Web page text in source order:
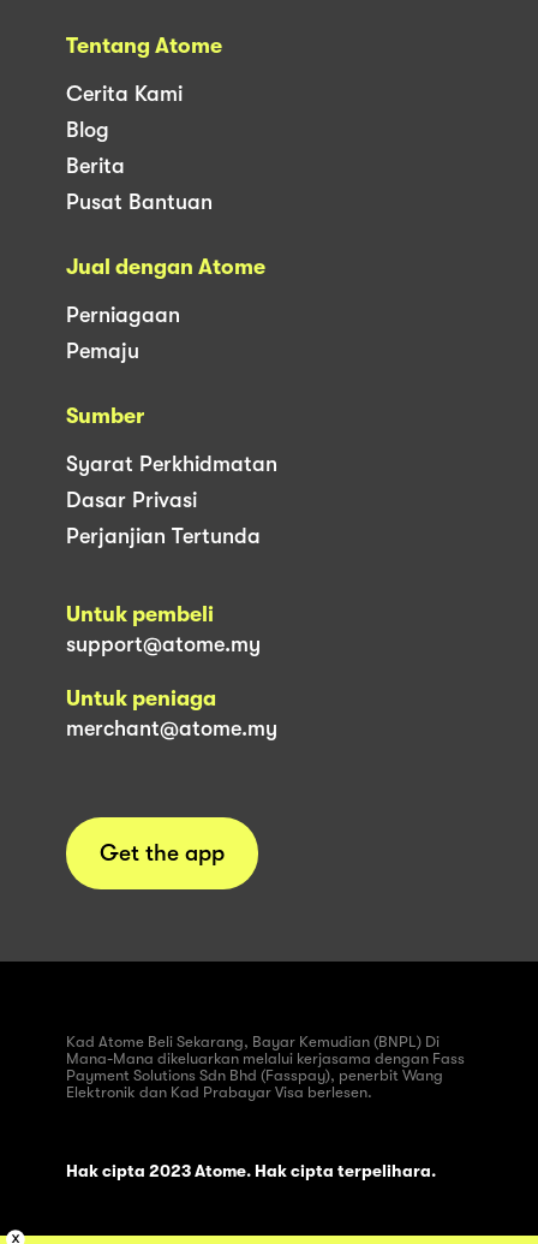
Tentang Atome
Cerita Kami
Blog
Berita
Pusat Bantuan
Jual dengan Atome
Perniagaan
Pemaju
Sumber
Syarat Perkhidmatan
Dasar Privasi
Perjanjian Tertunda
Untuk pembeli
support@atome.my
Untuk peniaga
merchant@atome.my
Get the app
Kad Atome Beli Sekarang, Bayar Kemudian (BNPL) Di
Mana-Mana dikeluarkan melalui kerjasama dengan Fass
Payment Solutions Sdn Bhd (Fasspay), penerbit Wang
Elektronik dan Kad Prabayar Visa berlesen.
Hak cipta 2023 Atome. Hak cipta terpelihara.